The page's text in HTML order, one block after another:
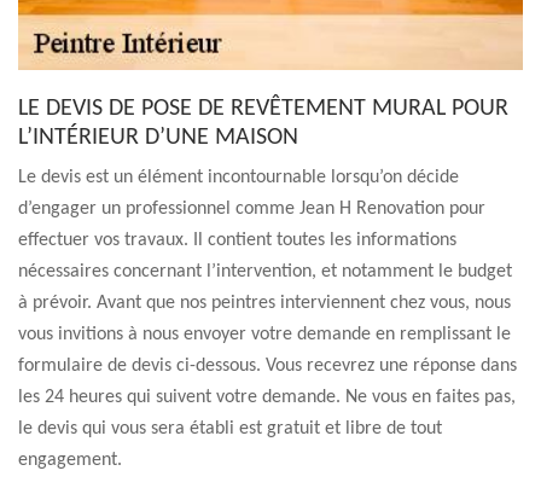
LE DEVIS DE POSE DE REVÊTEMENT MURAL POUR
L’INTÉRIEUR D’UNE MAISON
Le devis est un élément incontournable lorsqu’on décide
d’engager un professionnel comme Jean H Renovation pour
effectuer vos travaux. Il contient toutes les informations
nécessaires concernant l’intervention, et notamment le budget
à prévoir. Avant que nos peintres interviennent chez vous, nous
vous invitions à nous envoyer votre demande en remplissant le
formulaire de devis ci-dessous. Vous recevrez une réponse dans
les 24 heures qui suivent votre demande. Ne vous en faites pas,
le devis qui vous sera établi est gratuit et libre de tout
engagement.